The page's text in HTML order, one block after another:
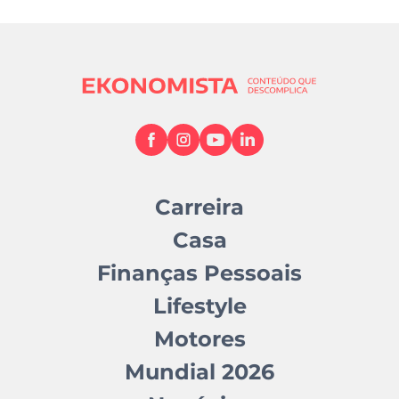
Carreira
Casa
Finanças Pessoais
Lifestyle
Motores
Mundial 2026